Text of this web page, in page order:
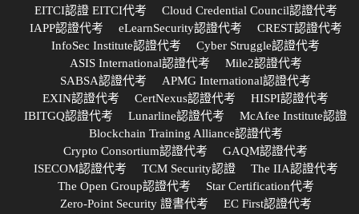
EITCI認證 EITCI代考
Cloud Credential Council認證代考
IAPP認證代考
eLearnSecurity認證代考
CREST認證代考
InfoSec Institute認證代考
Cyber Struggle認證代考
ASIS International認證代考
Mile2認證代考
SABSA認證代考
APMG International認證代考
EXIN認證代考
CertNexus認證代考
HISPI認證代考
IBITGQ認證代考
Lunarline認證代考
McAfee Institute認證
Blockchain Training Alliance認證代考
Crypto Consortium認證代考
GAQM認證代考
ISECOM認證代考
TCM Security認證
The IIA認證代考
The Open Group認證代考
Star Certification代考
Zero-Point Security 證書代考
EC First認證代考